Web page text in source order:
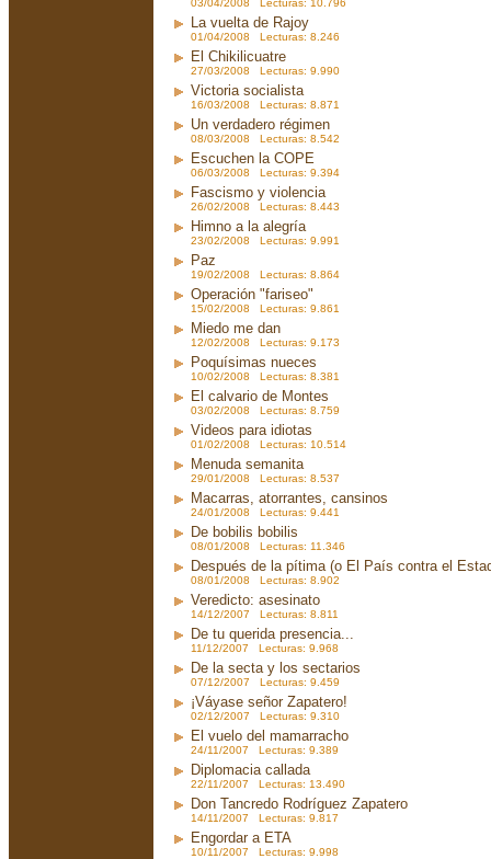
03/04/2008 Lecturas: 10.796
La vuelta de Rajoy
01/04/2008 Lecturas: 8.246
El Chikilicuatre
27/03/2008 Lecturas: 9.990
Victoria socialista
16/03/2008 Lecturas: 8.871
Un verdadero régimen
08/03/2008 Lecturas: 8.542
Escuchen la COPE
06/03/2008 Lecturas: 9.394
Fascismo y violencia
26/02/2008 Lecturas: 8.443
Himno a la alegría
23/02/2008 Lecturas: 9.991
Paz
19/02/2008 Lecturas: 8.864
Operación "fariseo"
15/02/2008 Lecturas: 9.861
Miedo me dan
12/02/2008 Lecturas: 9.173
Poquísimas nueces
10/02/2008 Lecturas: 8.381
El calvario de Montes
03/02/2008 Lecturas: 8.759
Videos para idiotas
01/02/2008 Lecturas: 10.514
Menuda semanita
29/01/2008 Lecturas: 8.537
Macarras, atorrantes, cansinos
24/01/2008 Lecturas: 9.441
De bobilis bobilis
08/01/2008 Lecturas: 11.346
Después de la pítima (o El País contra el
08/01/2008 Lecturas: 8.902
Veredicto: asesinato
14/12/2007 Lecturas: 8.811
De tu querida presencia...
11/12/2007 Lecturas: 9.968
De la secta y los sectarios
07/12/2007 Lecturas: 9.459
¡Váyase señor Zapatero!
02/12/2007 Lecturas: 9.310
El vuelo del mamarracho
24/11/2007 Lecturas: 9.389
Diplomacia callada
22/11/2007 Lecturas: 13.490
Don Tancredo Rodríguez Zapatero
14/11/2007 Lecturas: 9.817
Engordar a ETA
10/11/2007 Lecturas: 9.998